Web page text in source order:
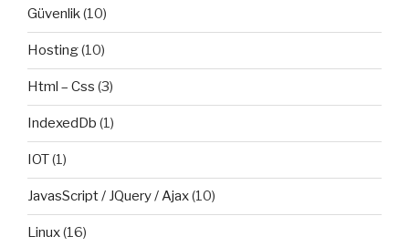
Güvenlik(10)
Hosting(10)
Html – Css (3)
IndexedDb (1)
IOT(1)
JavasScript / JQuery / Ajax(10)
Linux(16)